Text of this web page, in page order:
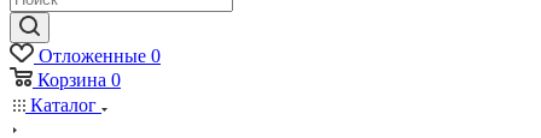
Отложенные 0
Корзина 0
Каталог